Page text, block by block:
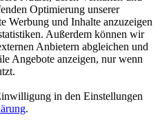
Optimierung unserer
Werbung und Inhalte anzuzeigen
Außerdem können wir
Anbietern abgleichen und
Angebote anzeigen, nur wenn
in den Einstellungen
.